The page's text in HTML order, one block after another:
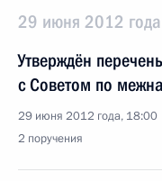
29 июня 2012
Утверждён
с Советом по
29 июня 2012 года, 18:00
2 поручения